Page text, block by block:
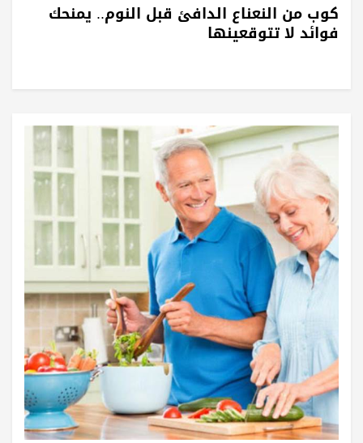
كوب من النعناع الدافئ قبل النوم.. يمنحك
فوائد لا تتوقعينها